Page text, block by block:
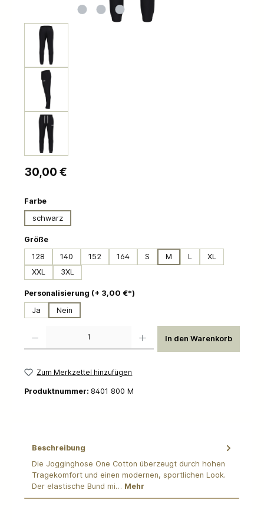
Regulärer Preis:
30,00 €
Farbeauswählen
schwarz
Größeauswählen
128
140 152 164 S M L
XL
XXL
3XL
Personalisierung (+ 3,00 €*)
Ja
Nein
In den Warenkorb
Zum Merkzettel hinzufügen
Produktnummer: 8401 800 M
Beschreibung
Die Jogginghose One Cotton überzeugt durch hohen
Tragekomfort und einen modernen, sportlichen Look.
Der elastische Bund mi… Mehr